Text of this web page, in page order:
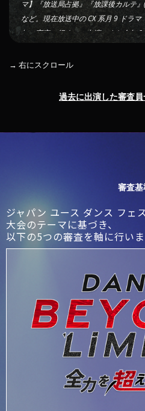
マ】『放送局占拠』『放課後カルテ』
など。現在放送中の CX 系月 9 ドラマ
缶、宇宙へ行く』に出演。また今年 8
公演「New HISTORY COMING ARENA
→ 右にスクロール
過去に出演した審査
審査基
ジャパン ユース ダンス フェ
大会のテーマに基づき、
以下の5つの審査を軸に行いま